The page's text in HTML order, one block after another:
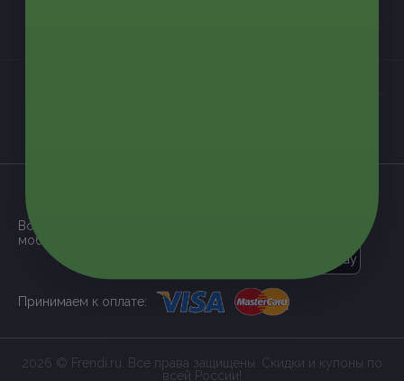
Все наши купоны доступны через
мобильное приложение:
Google Play
Принимаем к оплате:
2026 © Frendi.ru. Все права защищены. Скидки и купоны по
всей России!